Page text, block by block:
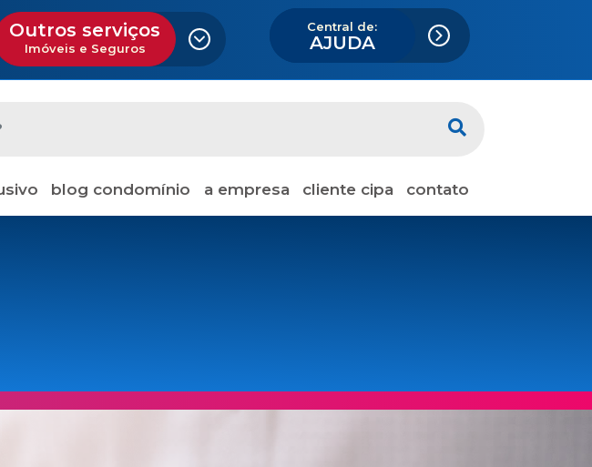
Outros serviços
Imóveis e Seguros
Central de:
AJUDA
blog condomínio a empresa cliente cipa contato